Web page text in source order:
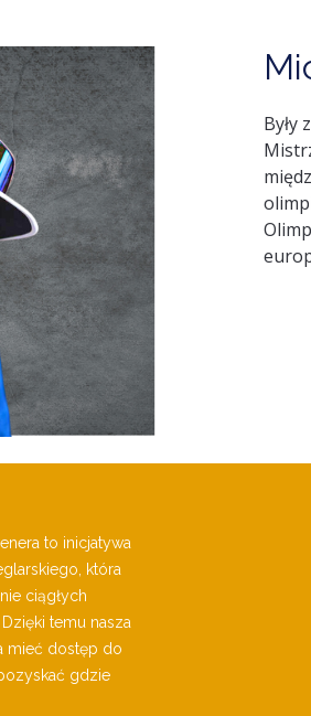
Były
to inicjatywa
która
ciągłych
temu nasza
mieć dostęp do
gdzie